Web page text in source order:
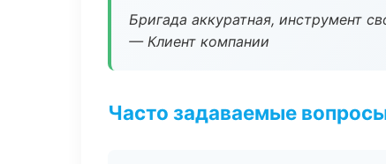
Бригада аккуратная, инструмент
— Клиент компании
Часто задаваемые